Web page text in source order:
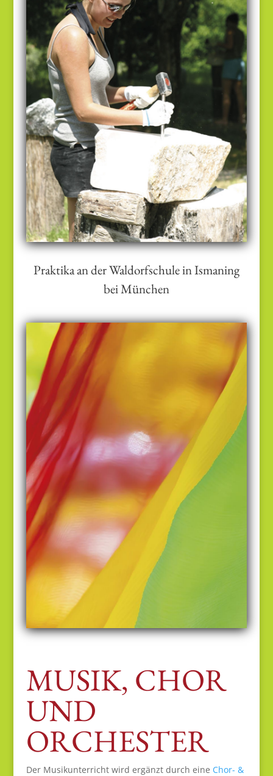
Ziel ist es, inItalien
Kunst- und
Architekturobjekte vor Ort zu erleben
und in der eigenen Arbeit am Stein
deren Entstehung tief
nachzuempfinden sowie eine eigene
Marmor-Skulptur zu erstellen – mit
allen Hindernissen, welche dabei zu
überwinden sind.
Steinmetzpraktikum
Praktika an der Waldorfschule in Ismaning
bei München
Praktika verstärken den
Entwicklungsprozess hin zu
handlungsorientierten, selbständigen
und
verantwortungsbewussten
Erwachsenen. Alle Praktika können
grundsätzlich auch im Ausland
durchgeführt werden.
Praktika an der Waldorfschule in
Ismaning
MUSIK, CHOR
UND
ORCHESTER
Der Musikunterricht wird ergänzt durch eine Chor- &